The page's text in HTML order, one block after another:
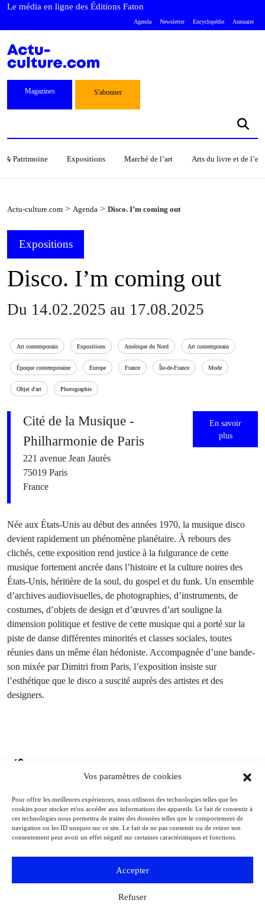
Vos paramètres de cookies
Pour offrir les meilleures expériences, nous utilisons des technologies telles que les
cookies pour stocker et/ou accéder aux informations des appareils. Le fait de consentir à
ces technologies nous permettra de traiter des données telles que le comportement de
navigation ou les ID uniques sur ce site. Le fait de ne pas consentir ou de retirer son
consentement peut avoir un effet négatif sur certaines caractéristiques et fonctions.
Accepter
Refuser
Le média en ligne des Éditions Faton
Agenda Newsletter Encyclopédie Annuaire
Magazines S'abonner
& Patrimoine Expositions Marché de l’art Arts du livre et de
Actu-culture.com > Agenda > Disco. I’m coming out
Expositions
Disco. I’m coming out
Du 14.02.2025 au 17.08.2025
Art contemporain Expositions Amérique du Nord Art contemporain
Époque contemporaine Europe France Île-de-France Mode
Objet d'art Photographie
Cité de la Musique -
Philharmonie de Paris
221 avenue Jean Jaurès
75019 Paris
France
En savoir
plus
Née aux États-Unis au début des années 1970, la musique disco
devient rapidement un phénomène planétaire. À rebours des
clichés, cette exposition rend justice à la fulgurance de cette
musique fortement ancrée dans l’histoire et la culture noires des
États-Unis, héritière de la soul, du gospel et du funk. Un ensemble
d’archives audiovisuelles, de photographies, d’instruments, de
costumes, d’objets de design et d’œuvres d’art souligne la
dimension politique et festive de cette musique qui a porté sur la
piste de danse différentes minorités et classes sociales, toutes
réunies dans un même élan hédoniste. Accompagnée d’une bande-
son mixée par Dimitri from Paris, l’exposition insiste sur
l’esthétique que le disco a suscité auprès des artistes et des
designers.
Événements
Charles de Gaulle raconte la Libération de Paris.
Paris
Musée de la Libération de Paris – musée du général Leclerc – musée
Jean Moulin
À l’occasion de l’anniversaire de la Libération de Paris, le musée de la
expose la lettre du 27 août 1944 de Charles de Gaulle à son épouse
Yvonne, lui narrant les événements de la Libération de Paris.